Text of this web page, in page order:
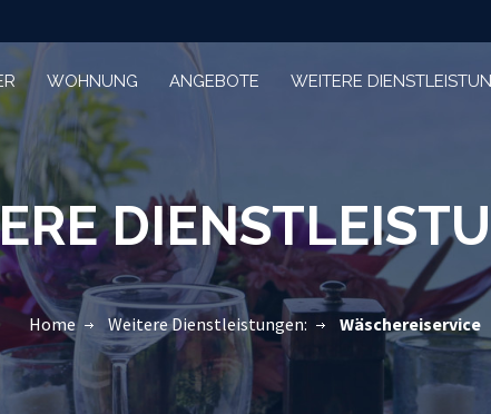
WOHNUNG ANGEBOTE WEITERE
Home Weitere Dienstleistungen: Wäschereiservice